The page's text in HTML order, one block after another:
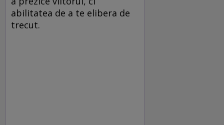
abilitatea de a te elibera de
trecut.